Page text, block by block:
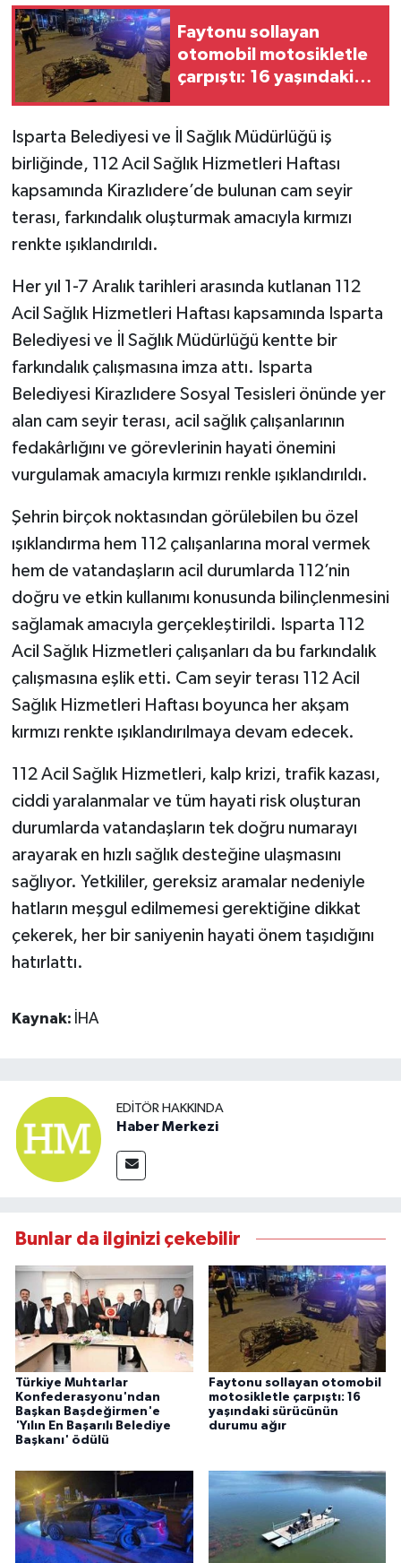
Faytonu sollayan
otomobil motosikletle
çarpıştı: 16 yaşındaki
Isparta Belediyesi ve İl Sağlık Müdürlüğü iş
birliğinde, 112 Acil Sağlık Hizmetleri Haftası
kapsamında Kirazlıdere’de bulunan cam seyir
terası, farkındalık oluşturmak amacıyla kırmızı
renkte ışıklandırıldı.
Her yıl 1-7 Aralık tarihleri arasında kutlanan 112
Acil Sağlık Hizmetleri Haftası kapsamında Isparta
Belediyesi ve İl Sağlık Müdürlüğü kentte bir
farkındalık çalışmasına imza attı. Isparta
Belediyesi Kirazlıdere Sosyal Tesisleri önünde yer
alan cam seyir terası, acil sağlık çalışanlarının
fedakârlığını ve görevlerinin hayati önemini
vurgulamak amacıyla kırmızı renkle ışıklandırıldı.
Şehrin birçok noktasından görülebilen bu özel
ışıklandırma hem 112 çalışanlarına moral vermek
hem de vatandaşların acil durumlarda 112’nin
doğru ve etkin kullanımı konusunda bilinçlenmesini
sağlamak amacıyla gerçekleştirildi. Isparta 112
Acil Sağlık Hizmetleri çalışanları da bu farkındalık
çalışmasına eşlik etti. Cam seyir terası 112 Acil
Sağlık Hizmetleri Haftası boyunca her akşam
kırmızı renkte ışıklandırılmaya devam edecek.
112 Acil Sağlık Hizmetleri, kalp krizi, trafik kazası,
ciddi yaralanmalar ve tüm hayati risk oluşturan
durumlarda vatandaşların tek doğru numarayı
arayarak en hızlı sağlık desteğine ulaşmasını
sağlıyor. Yetkililer, gereksiz aramalar nedeniyle
hatların meşgul edilmemesi gerektiğine dikkat
çekerek, her bir saniyenin hayati önem taşıdığını
hatırlattı.
Kaynak: İHA
EDITÖR HAKKINDA
Haber Merkezi
Bunlar da ilginizi çekebilir
Türkiye Muhtarlar
Konfederasyonu'ndan
Başkan Başdeğirmen'e
'Yılın En Başarılı Belediye
Başkanı' ödülü
Faytonu sollayan otomobil
motosikletle çarpıştı: 16
yaşındaki sürücünün
durumu ağır